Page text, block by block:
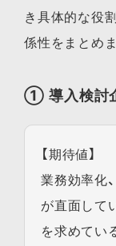
き具体的な役
係性をまとめま
① 導入検討企
【期待値】
業務効率化
が直面して
を求めてい